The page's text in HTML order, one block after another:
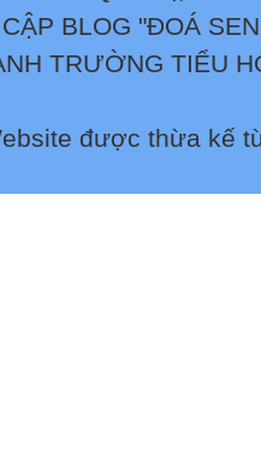
CẬP BLOG "ĐOÁ
TRƯỜNG TIỂU
được thừa kế